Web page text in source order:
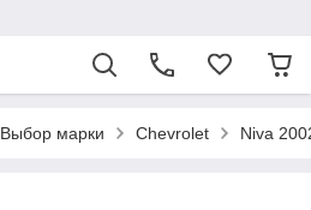
Выбор марки Chevrolet Niva